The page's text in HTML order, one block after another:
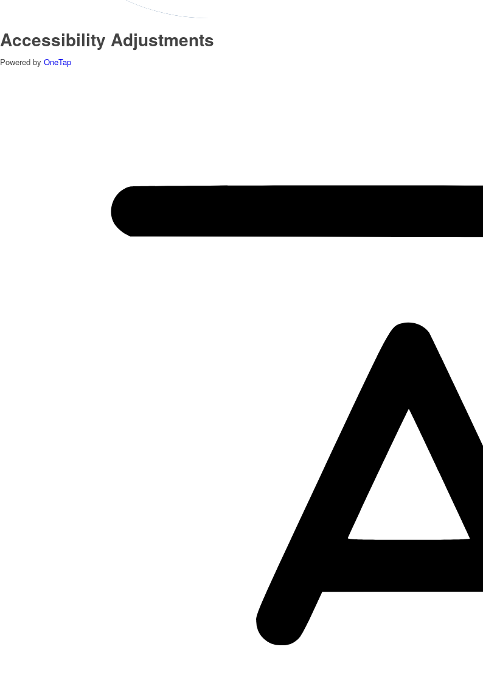
Accessibility Adjustments
Powered by OneTap